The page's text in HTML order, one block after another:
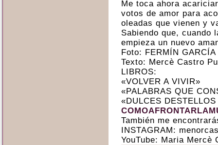
Me toca ahora
votos de amor para
oleadas que vienen y
Sabiendo que, cuando
empieza un nuevo
Foto: FERMÍN GARCÍA
Texto: Mercè Castro
LIBROS:
«VOLVER A VIVIR»
«PALABRAS QUE
«DULCES
También me
INSTAGRAM:
YouTube: Maria Mercè